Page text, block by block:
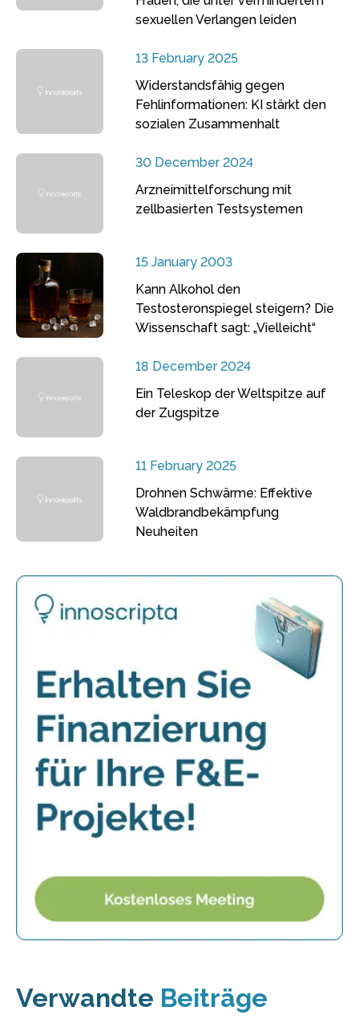
sexuellen Verlangen leiden
13 February 2025
Widerstandsfähig gegen
Fehlinformationen: KI stärkt den
sozialen Zusammenhalt
30 December 2024
Arzneimittelforschung mit
zellbasierten Testsystemen
15 January 2003
Kann Alkohol den
Testosteronspiegel steigern? Die
Wissenschaft sagt: „Vielleicht“
18 December 2024
Ein Teleskop der Weltspitze auf
der Zugspitze
11 February 2025
Drohnen Schwärme: Effektive
Waldbrandbekämpfung
Neuheiten
Verwandte Beiträge